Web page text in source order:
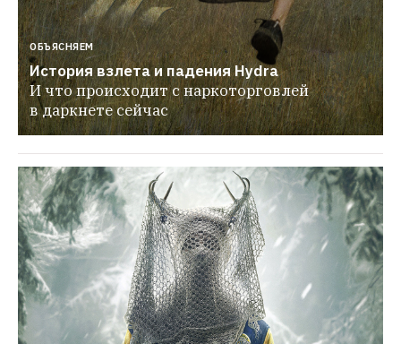
ОБЪЯСНЯЕМ
История взлета и падения Hydra
И что происходит с наркоторговлей
в даркнете сейчас